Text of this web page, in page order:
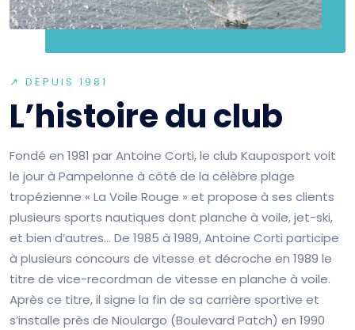
↗ DEPUIS 1981
L’histoire du club
Fondé en 1981 par Antoine Corti, le club Kauposport voit
le jour à Pampelonne à côté de la célèbre plage
tropézienne « La Voile Rouge » et propose à ses clients
plusieurs sports nautiques dont planche à voile, jet-ski,
et bien d’autres… De 1985 à 1989, Antoine Corti participe
à plusieurs concours de vitesse et décroche en 1989 le
titre de vice-recordman de vitesse en planche à voile.
Après ce titre, il signe la fin de sa carrière sportive et
s’installe près de Nioulargo (Boulevard Patch) en 1990